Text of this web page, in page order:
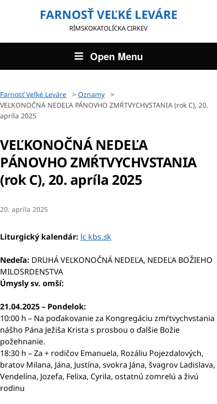
FARNOSŤ VEĽKÉ LEVÁRE
RÍMSKOKATOLÍCKA CIRKEV
Open Menu
Farnosť Veľké Leváre > Oznamy
>
VEĽKONOČNÁ NEDEĽA PÁNOVHO ZMŔTVYCHVSTANIA (rok C), 20.
apríla 2025
VEĽKONOČNÁ NEDEĽA
PÁNOVHO ZMŔTVYCHVSTANIA
(rok C), 20. apríla 2025
20. apríla 2025
Liturgický kalendár: lc kbs.sk
Nedeľa: DRUHÁ VEĽKONOČNÁ NEDEĽA, NEDEĽA BOŽIEHO
MILOSRDENSTVA
Úmysly sv. omší:
21.04.2025 – Pondelok:
10:00 h – Na poďakovanie za Kongregáciu zmŕtvychvstania
nášho Pána Ježiša Krista s prosbou o ďalšie Božie
požehnanie.
18:30 h – Za + rodičov Emanuela, Rozáliu Pojezdalových,
bratov Milana, Jána, Justína, svokra Jána, švagrov Ladislava,
Vendelína, Jozefa, Felixa, Cyrila, ostatnú zomrelú a živú
rodinu